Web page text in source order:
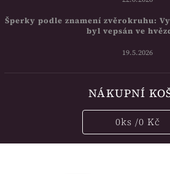
Šperky podle znamení zvěrokruhu:
byl vepsán ve
19.5.2026
NÁKUPNÍ
0ks /0 Kč